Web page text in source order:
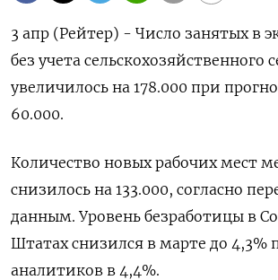
3 апр (Рейтер) - Число занятых в
без учета сельскохозяйственного
​увеличилось на ​178.000 ⁠при
‌60.000.
Количество новых рабочих мест
снизилось ​на 133.000, согласно
‌данным. Уровень безработицы в
Штатах ​снизился ​в ‌марте до 4,3%
аналитиков в 4,4%.